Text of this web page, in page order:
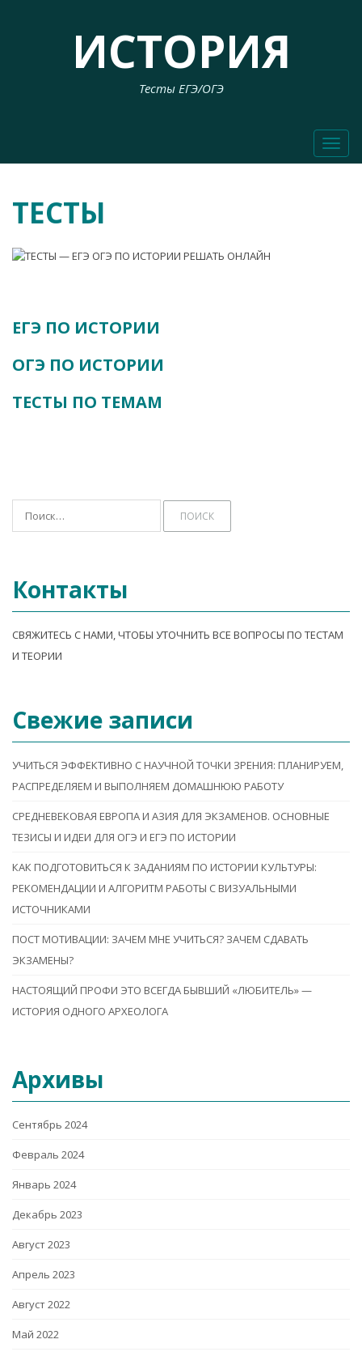
ИСТОРИЯ
Тесты ЕГЭ/ОГЭ
Toggle
ТЕСТЫ
ЕГЭ ПО ИСТОРИИ
ОГЭ ПО ИСТОРИИ
ТЕСТЫ ПО ТЕМАМ
Контакты
СВЯЖИТЕСЬ С НАМИ, ЧТОБЫ УТОЧНИТЬ ВСЕ ВОПРОСЫ ПО ТЕСТАМ
И ТЕОРИИ
Свежие записи
УЧИТЬСЯ ЭФФЕКТИВНО С НАУЧНОЙ ТОЧКИ ЗРЕНИЯ: ПЛАНИРУЕМ,
РАСПРЕДЕЛЯЕМ И ВЫПОЛНЯЕМ ДОМАШНЮЮ РАБОТУ
СРЕДНЕВЕКОВАЯ ЕВРОПА И АЗИЯ ДЛЯ ЭКЗАМЕНОВ. ОСНОВНЫЕ
ТЕЗИСЫ И ИДЕИ ДЛЯ ОГЭ И ЕГЭ ПО ИСТОРИИ
КАК ПОДГОТОВИТЬСЯ К ЗАДАНИЯМ ПО ИСТОРИИ КУЛЬТУРЫ:
РЕКОМЕНДАЦИИ И АЛГОРИТМ РАБОТЫ С ВИЗУАЛЬНЫМИ
ИСТОЧНИКАМИ
ПОСТ МОТИВАЦИИ: ЗАЧЕМ МНЕ УЧИТЬСЯ? ЗАЧЕМ СДАВАТЬ
ЭКЗАМЕНЫ?
НАСТОЯЩИЙ ПРОФИ ЭТО ВСЕГДА БЫВШИЙ «ЛЮБИТЕЛЬ» —
ИСТОРИЯ ОДНОГО АРХЕОЛОГА
Архивы
Сентябрь 2024
Февраль 2024
Январь 2024
Декабрь 2023
Август 2023
Апрель 2023
Август 2022
Май 2022